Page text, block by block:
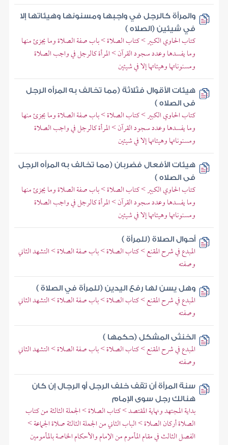
والمرأة كالرجل في واجبها ومسنونها وهيئاتها إلا
في شيئين (الصلاه )
كتاب الحاوي الكبير > كتاب الصلاة > باب صفة الصلاة وما يجزئ منها
وما يفسدها وعدد سجود القرآن > المرأة كالرجل في واجب الصلاة
ومسنوناتها وهيئاتها إلا في شيئين
هيئات الأقوال فثلاثة (مما تخالف به المرأه الرجل
فى الصلاه )
كتاب الحاوي الكبير > كتاب الصلاة > باب صفة الصلاة وما يجزئ منها
وما يفسدها وعدد سجود القرآن > المرأة كالرجل في واجب الصلاة
ومسنوناتها وهيئاتها إلا في شيئين
هيئات الأفعال فضربان (مما تخالف به المرأه الرجل
فى الصلاه )
كتاب الحاوي الكبير > كتاب الصلاة > باب صفة الصلاة وما يجزئ منها
وما يفسدها وعدد سجود القرآن > المرأة كالرجل في واجب الصلاة
ومسنوناتها وهيئاتها إلا في شيئين
أحوال الصلاة (للمرأة )
المبدع في شرح المقنع > كتاب الصلاة > باب صفة الصلاة > التشهد الثاني
وصفته
وهل يسن لها رفع اليدين (للمرأة في الصلاة )
المبدع في شرح المقنع > كتاب الصلاة > باب صفة الصلاة > التشهد الثاني
وصفته
الخنثى المشكل (حكمها )
المبدع في شرح المقنع > كتاب الصلاة > باب صفة الصلاة > التشهد الثاني
وصفته
سنة المرأة أن تقف خلف الرجل أو الرجال إن كان
هنالك رجل سوى الإمام
بداية المجتهد ونهاية المقتصد > كتاب الصلاة > الجملة الثالثة من كتاب
الصلاة أركان الصلاة > الباب الثاني من الجملة الثالثة صلاة الجماعة >
الفصل الثالث في مقام المأموم من الإمام والأحكام الخاصة بالمأمومين